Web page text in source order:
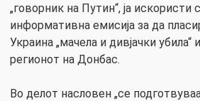
„говорник на Путин“, ја искористи
информативна емисија за да
Украина „мачела и дивјачки убила“
регионот на Донбас.
Во делот насловен „се